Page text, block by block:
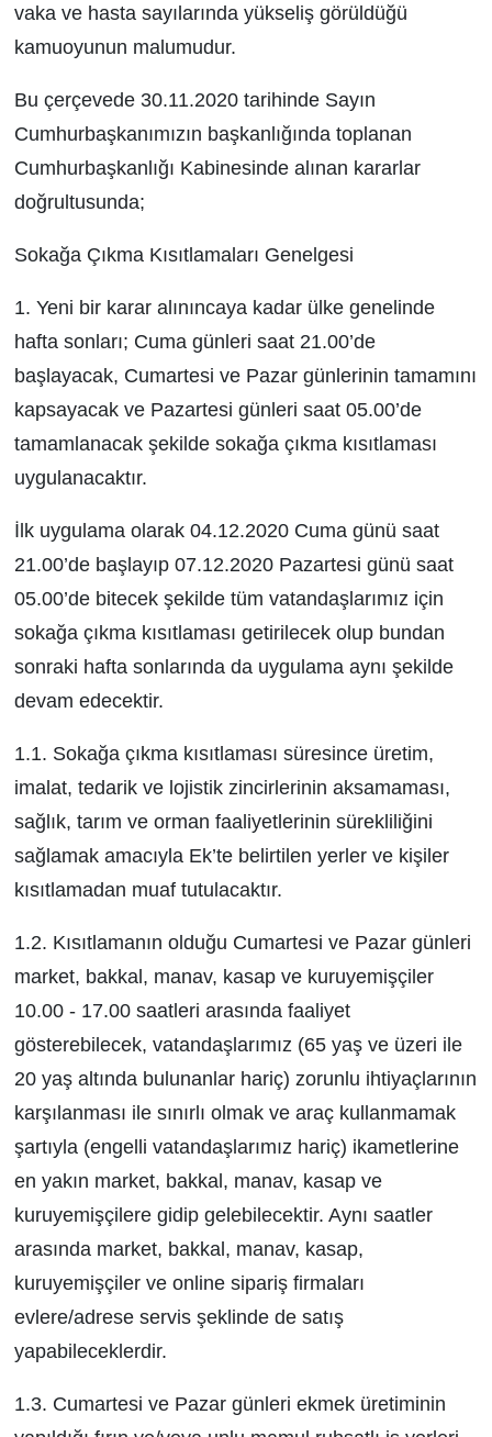
vaka ve hasta sayılarında yükseliş görüldüğü
kamuoyunun malumudur.
Bu çerçevede 30.11.2020 tarihinde Sayın
Cumhurbaşkanımızın başkanlığında toplanan
Cumhurbaşkanlığı Kabinesinde alınan kararlar
doğrultusunda;
Sokağa Çıkma Kısıtlamaları Genelgesi
1. Yeni bir karar alınıncaya kadar ülke genelinde
hafta sonları; Cuma günleri saat 21.00’de
başlayacak, Cumartesi ve Pazar günlerinin tamamını
kapsayacak ve Pazartesi günleri saat 05.00’de
tamamlanacak şekilde sokağa çıkma kısıtlaması
uygulanacaktır.
İlk uygulama olarak 04.12.2020 Cuma günü saat
21.00’de başlayıp 07.12.2020 Pazartesi günü saat
05.00’de bitecek şekilde tüm vatandaşlarımız için
sokağa çıkma kısıtlaması getirilecek olup bundan
sonraki hafta sonlarında da uygulama aynı şekilde
devam edecektir.
1.1. Sokağa çıkma kısıtlaması süresince üretim,
imalat, tedarik ve lojistik zincirlerinin aksamaması,
sağlık, tarım ve orman faaliyetlerinin sürekliliğini
sağlamak amacıyla Ek’te belirtilen yerler ve kişiler
kısıtlamadan muaf tutulacaktır.
1.2. Kısıtlamanın olduğu Cumartesi ve Pazar günleri
market, bakkal, manav, kasap ve kuruyemişçiler
10.00 - ­17.00 saatleri arasında faaliyet
gösterebilecek, vatandaşlarımız (65 yaş ve üzeri ile
20 yaş altında bulunanlar hariç) zorunlu ihtiyaçlarının
karşılanması ile sınırlı olmak ve araç kullanmamak
şartıyla (engelli vatandaşlarımız hariç) ikametlerine
en yakın market, bakkal, manav, kasap ve
kuruyemişçilere gidip gelebilecektir. Aynı saatler
arasında market, bakkal, manav, kasap,
kuruyemişçiler ve online sipariş firmaları
evlere/adrese servis şeklinde de satış
yapabileceklerdir.
1.3. Cumartesi ve Pazar günleri ekmek üretiminin